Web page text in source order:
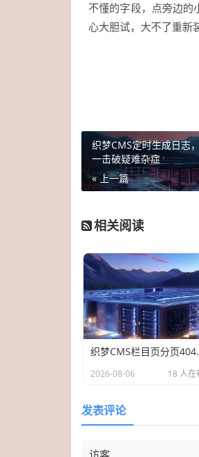
不懂的字段，点旁边的
心大胆试，大不了重新
织梦CMS定时生成日志
一击破疑难杂症
« 上一篇
相关阅读
织梦CMS栏目
2026-08-06 18 人在
发表评论